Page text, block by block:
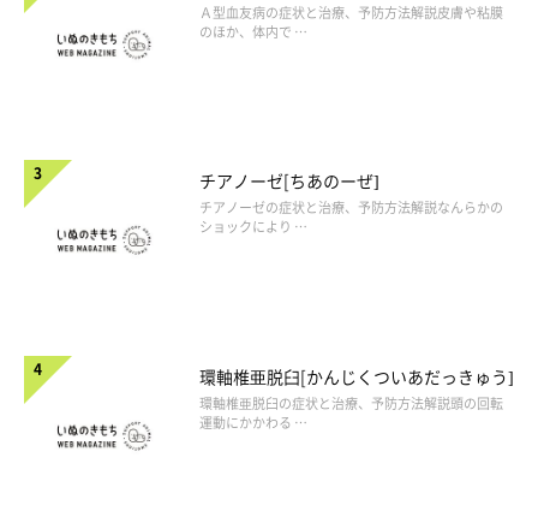
Ａ型血友病の症状と治療、予防方法解説皮膚や粘膜
のほか、体内で …
チアノーゼ[ちあのーぜ]
チアノーゼの症状と治療、予防方法解説なんらかの
ショックにより …
環軸椎亜脱臼[かんじくついあだっきゅう]
環軸椎亜脱臼の症状と治療、予防方法解説頭の回転
運動にかかわる …